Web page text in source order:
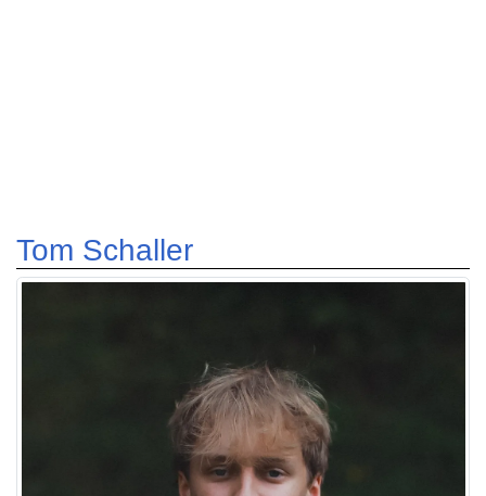
Tom Schaller